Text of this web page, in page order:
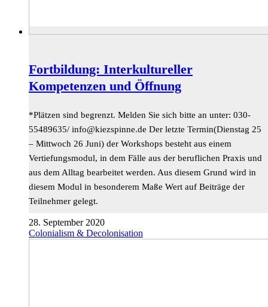
Fortbildung: Interkultureller
Kompetenzen und Öffnung
*Plätzen sind begrenzt. Melden Sie sich bitte an unter: 030-
55489635/ ed.ennipszeik@ofni Der letzte Termin(Dienstag 25
– Mittwoch 26 Juni) der Workshops besteht aus einem
Vertiefungsmodul, in dem Fälle aus der beruflichen Praxis und
aus dem Alltag bearbeitet werden. Aus diesem Grund wird in
diesem Modul in besonderem Maße Wert auf Beiträge der
Teilnehmer gelegt.
28. September 2020
Colonialism & Decolonisation